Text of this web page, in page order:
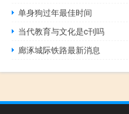
单身狗过年最佳时间
当代教育与文化是c刊吗
廊涿城际铁路最新消息